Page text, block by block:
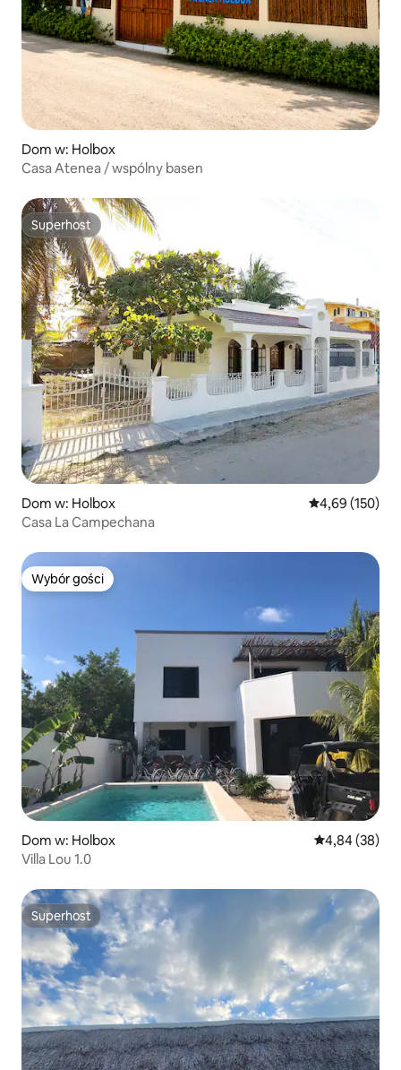
Dom w: Holbox
Casa Atenea / wspólny basen
Superhost
Superhost
Dom w: Holbox Średnia
4,69 (150)
Casa La Campechana
Wybór gości
Wybór gości
Dom w: Holbox Średnia
4,84 (38)
Villa Lou 1.0
Superhost
Superhost